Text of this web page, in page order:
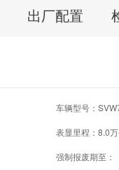
出厂配置
车辆型号：
表显里程：8.0
强制报废期至：